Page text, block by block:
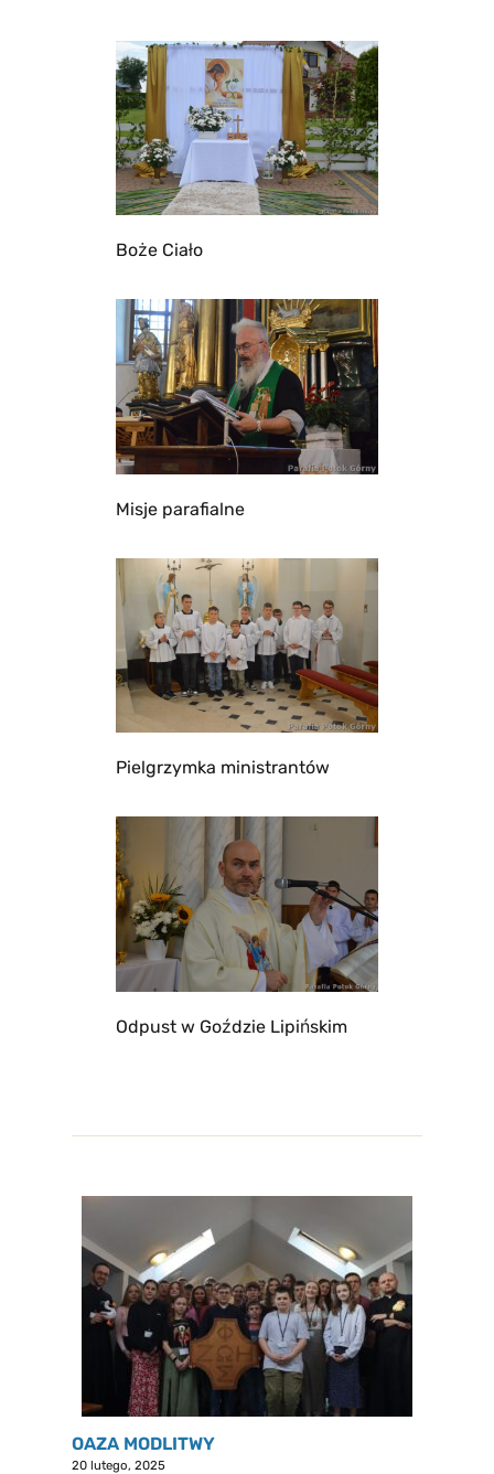
Boże Ciało
Misje parafialne
Pielgrzymka ministrantów
Odpust w Goździe Lipińskim
OAZA MODLITWY
20 lutego, 2025